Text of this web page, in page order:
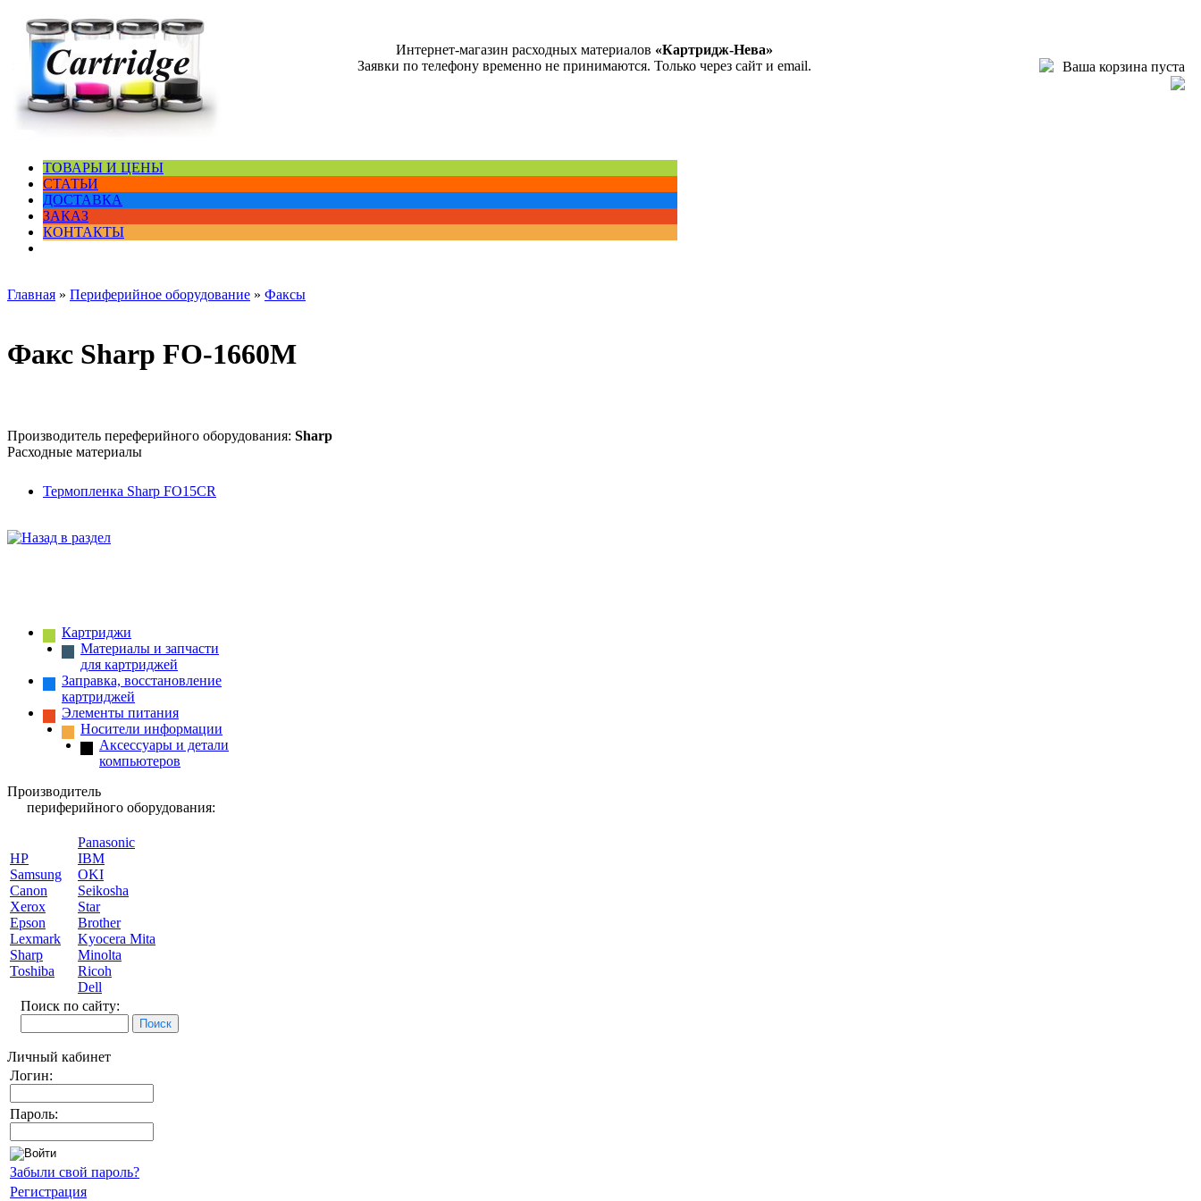
Интернет-магазин расходных материалов «Картридж-Нева»
Заявки по телефону временно не принимаются. Только через сайт и email.
Ваша корзина пуста
ТОВАРЫ И ЦЕНЫ
СТАТЬИ
ДОСТАВКА
ЗАКАЗ
КОНТАКТЫ
Главная » Периферийное оборудование » Факсы
Факс Sharp FO-1660M
Производитель переферийного оборудования: Sharp
Расходные материалы
Термопленка Sharp FO15CR
Картриджи
Материалы и запчасти
для картриджей
Заправка, восстановление
картриджей
Элементы питания
Носители информации
Аксессуары и детали
компьютеров
Производитель
периферийного оборудования:
HP
Samsung
Canon
Xerox
Epson
Lexmark
Sharp
Toshiba
Panasonic
IBM
OKI
Seikosha
Star
Brother
Kyocera Mita
Minolta
Ricoh
Dell
Поиск по сайту:
Личный кабинет
Логин:
Пароль:
Забыли свой пароль?
Регистрация